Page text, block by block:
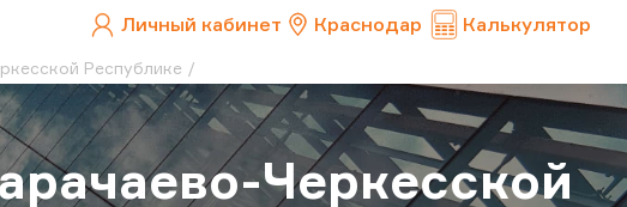
Личный кабинет Краснодар Калькулятор
Республике
Черкесской